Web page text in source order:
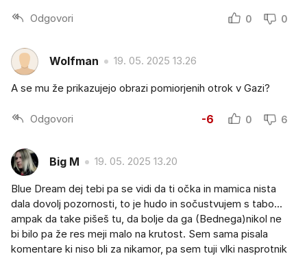
Odgovori 0 0
Wolfman 19. 05. 2025 13.26
A se mu že prikazujejo obrazi pomiorjenih otrok v Gazi?
Odgovori -6 0 6
Big M 19. 05. 2025 13.20
Blue Dream dej tebi pa se vidi da ti očka in mamica nista
dala dovolj pozornosti, to je hudo in sočustvujem s tabo...
ampak da take pišeš tu, da bolje da ga (Bednega)nikol ne
bi bilo pa že res meji malo na krutost. Sem sama pisala
komentare ki niso bli za nikamor, pa sem tuji vlki nasprotnik